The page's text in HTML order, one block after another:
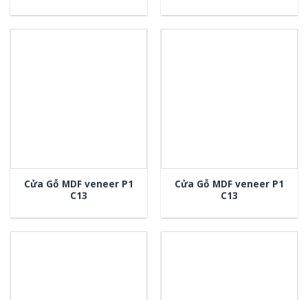
Cửa Gỗ MDF veneer P1
C13
Cửa Gỗ MDF veneer P1
C13